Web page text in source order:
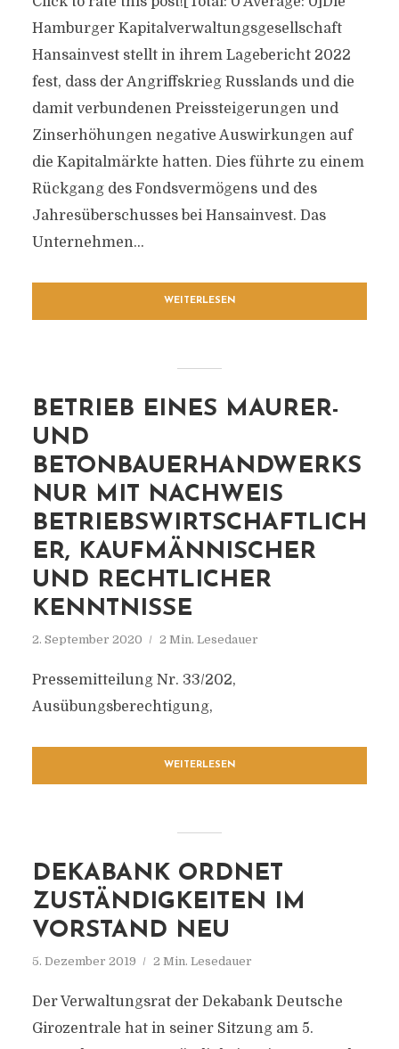
Hamburger Kapitalverwaltungsgesellschaft
Hansainvest stellt in ihrem Lagebericht 2022
fest, dass der Angriffskrieg Russlands und die
damit verbundenen Preissteigerungen und
Zinserhöhungen negative Auswirkungen auf
die Kapitalmärkte hatten. Dies führte zu einem
Rückgang des Fondsvermögens und des
Jahresüberschusses bei Hansainvest. Das
Unternehmen...
WEITERLESEN
BETRIEB EINES MAURER-
UND
BETONBAUERHANDWERKS
NUR MIT NACHWEIS
BETRIEBSWIRTSCHAFTLICH
ER, KAUFMÄNNISCHER
UND RECHTLICHER
KENNTNISSE
2. September 2020 2 Min. Lesedauer
Pressemitteilung Nr. 33/202,
Ausübungsberechtigung,
WEITERLESEN
DEKABANK ORDNET
ZUSTÄNDIGKEITEN IM
VORSTAND NEU
5. Dezember 2019 2 Min. Lesedauer
Der Verwaltungsrat der Dekabank Deutsche
Girozentrale hat in seiner Sitzung am 5.